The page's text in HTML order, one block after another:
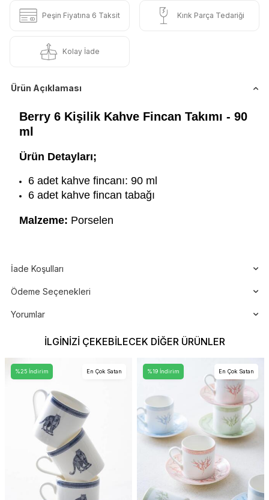
Peşin Fiyatına 6 Taksit Kırık Parça Tedariği
Kolay İade
Ürün Açıklaması
Berry 6 Kişilik Kahve Fincan Takımı - 90
ml
Ürün Detayları;
6 adet kahve fincanı: 90 ml
6 adet kahve fincan tabağı
Malzeme: Porselen
İade Koşulları
Ödeme Seçenekleri
Yorumlar
İLGINIZI ÇEKEBILECEK DIĞER ÜRÜNLER
%25 İndirim En Çok Satan %19 İndirim En Çok Satan